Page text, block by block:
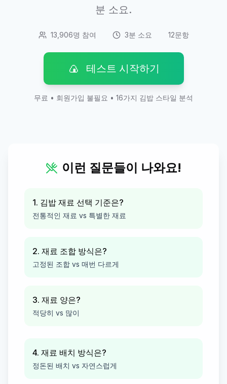
분 소요.
13,906명 참여 3분 소요 12문항
🍙 테스트 시작하기
무료 • 회원가입 불필요 • 16가지 김밥 스타일 분석
이런 질문들이 나와요!
1. 김밥 재료 선택 기준은?
전통적인 재료 vs 특별한 재료
2. 재료 조합 방식은?
고정된 조합 vs 매번 다르게
3. 재료 양은?
적당히 vs 많이
4. 재료 배치 방식은?
정돈된 배치 vs 자연스럽게